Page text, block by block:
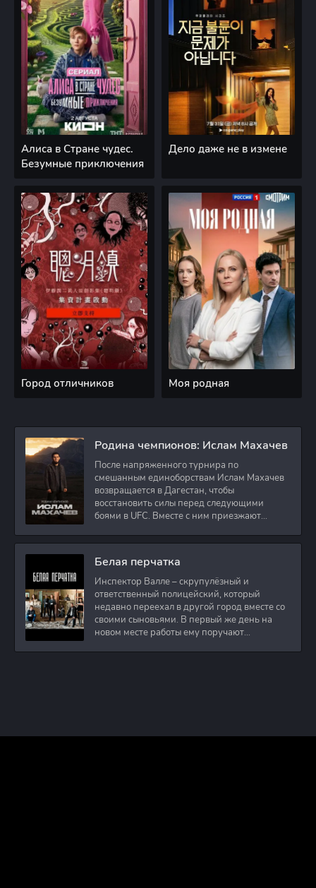
Алиса в Стране чудес.
Безумные приключения
Дело даже не в измене
Город отличников Моя родная
Родина чемпионов: Ислам Махачев
После напряженного турнира по
смешанным единоборствам Ислам Махачев
возвращается в Дагестан, чтобы
восстановить силы перед следующими
боями в UFC. Вместе с ним приезжают
Белая перчатка
Инспектор Валле – скрупулёзный и
ответственный полицейский, который
недавно переехал в другой город вместе со
своими сыновьями. В первый же день на
новом месте работы ему поручают